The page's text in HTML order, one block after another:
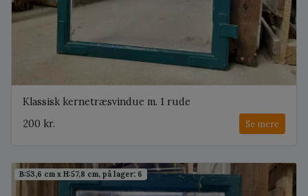
Klassisk kernetræsvindue m. 1 rude
200 kr.
Se mere
B:53,6 cm x H:57,8 cm, på lager: 6